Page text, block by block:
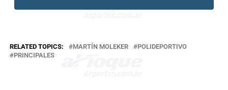
RELATED TOPICS: MARTÍN MOLEKER
POLIDEPORTIVO
PRINCIPALES